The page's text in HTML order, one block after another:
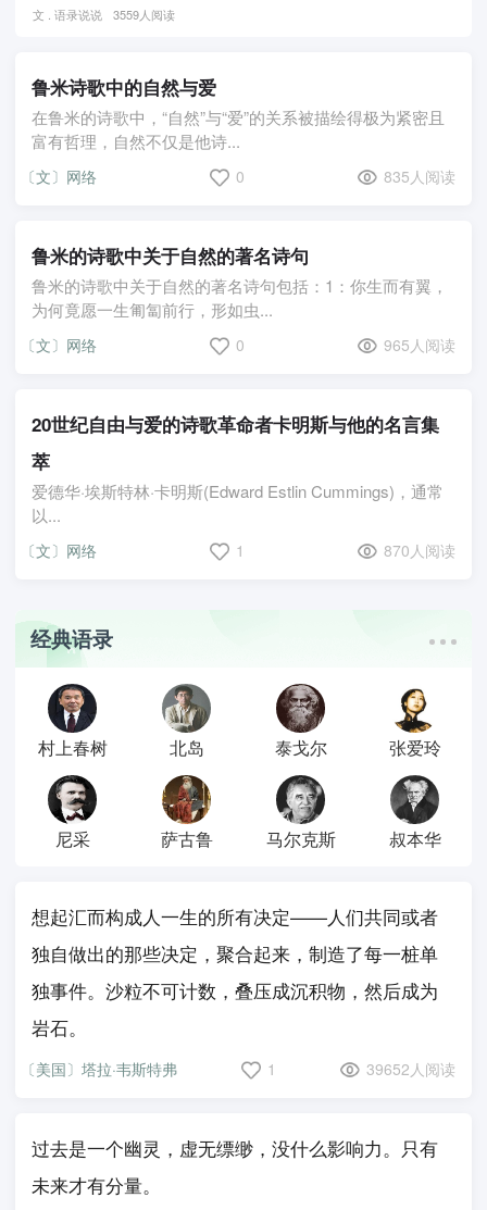
文 . 语录说说 3559人阅读
鲁米诗歌中的自然与爱
在鲁米的诗歌中，“自然”与“爱”的关系被描绘得极为紧密且
富有哲理，自然不仅是他诗...
〔文〕网络 0 835人阅读
鲁米的诗歌中关于自然的著名诗句
鲁米的诗歌中关于自然的著名诗句包括：1：你生而有翼，
为何竟愿一生匍匐前行，形如虫...
〔文〕网络 0 965人阅读
20世纪自由与爱的诗歌革命者卡明斯与他的名言集
萃
爱德华·埃斯特林·卡明斯(Edward Estlin Cummings)，通常
以...
〔文〕网络 1 870人阅读
经典语录
村上春树 北岛 泰戈尔 张爱玲
尼采 萨古鲁 马尔克斯 叔本华
想起汇而构成人一生的所有决定——人们共同或者
独自做出的那些决定，聚合起来，制造了每一桩单
独事件。沙粒不可计数，叠压成沉积物，然后成为
岩石。
〔美国〕塔拉·韦斯特弗 1 39652人阅读
过去是一个幽灵，虚无缥缈，没什么影响力。只有
未来才有分量。